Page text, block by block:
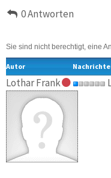
0 Antworten
Sie sind nicht berechtigt, eine
Autor
Lothar Frank